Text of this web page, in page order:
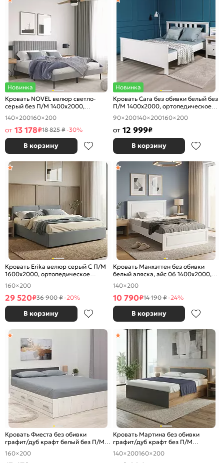
Новинка
Кровать NOVEL велюр светло-
серый без П/М 1400x2000,
ортопедическое основание,
изголовье мягкое
140×200160×200
от 13 178₽18 825 ₽-30%
В корзину
Новинка
Кровать Сага без обивки белый без
П/М 1400x2000, ортопедическое
основание, изголовье жесткое
90×200140×200160×200
от 12 999₽
В корзину
Кровать Erika велюр серый С П/М
1600x2000, ортопедическое
основание, изголовье мягкое
160×200
29 520₽36 900 ₽-20%
В корзину
Кровать Манхэттен без обивки
белый аляска, айс 06 1400x2000,
без ортопедического основания,
изголовье жесткое
140×200
10 790₽14 190 ₽-24%
В корзину
Кровать Фиеста без обивки
графит/дуб крафт белый без П/М
1600x2000, изголовье жесткое
160×200
Кровать Мартина без обивки
графит/дуб крафт без П/М
1400x2000, изголовье жесткое
140×200160×200